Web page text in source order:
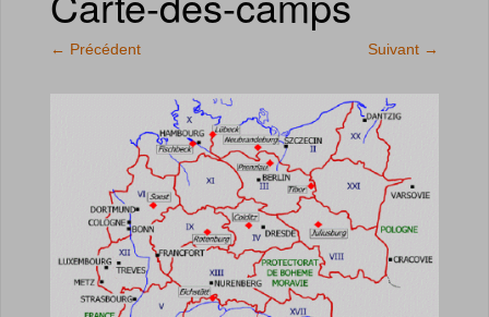
← Précédent Suivant →